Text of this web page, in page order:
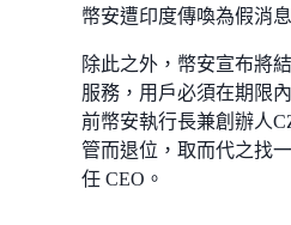
幣安遭印度傳喚為假消息
除此之外，幣安宣布將
服務，用戶必須在期限
前幣安執行長兼創辦人
管而退位，取而代之找
任 CEO。